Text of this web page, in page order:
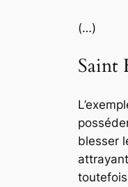
(…)
Saint
blesser